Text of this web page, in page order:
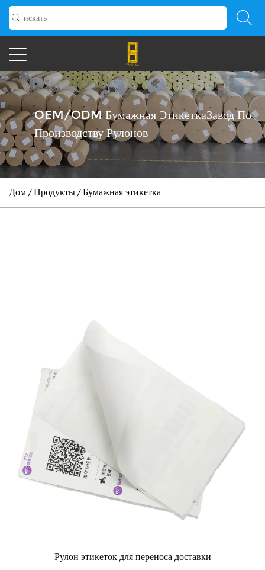
OEM/ODM Бумажная ЭтикеткаЗавод По
Производству Рулонов
Дом / Продукты / Бумажная этикетка
Рулон этикеток для переноса доставки